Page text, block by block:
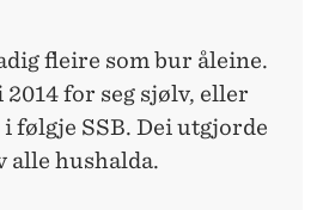
fleire som bur åleine.
for seg sjølv, eller
følgje SSB. Dei utgjorde
alle hushalda.